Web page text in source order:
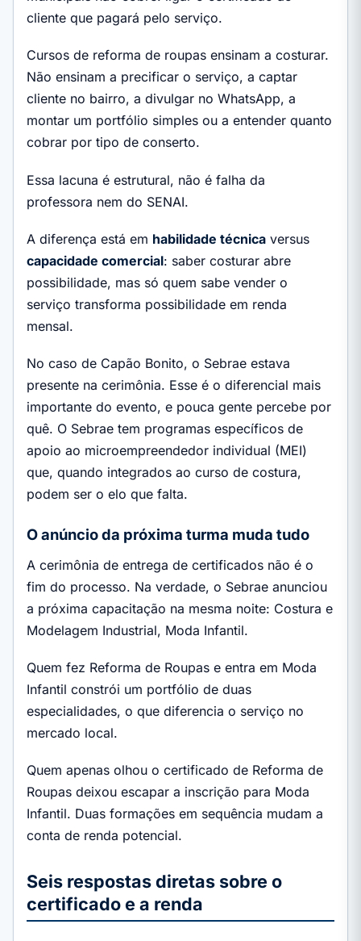
cliente que pagará pelo serviço.
Cursos de reforma de roupas ensinam a costurar.
Não ensinam a precificar o serviço, a captar
cliente no bairro, a divulgar no WhatsApp, a
montar um portfólio simples ou a entender quanto
cobrar por tipo de conserto.
Essa lacuna é estrutural, não é falha da
professora nem do SENAI.
A diferença está em habilidade técnica versus
capacidade comercial: saber costurar abre
possibilidade, mas só quem sabe vender o
serviço transforma possibilidade em renda
mensal.
No caso de Capão Bonito, o Sebrae estava
presente na cerimônia. Esse é o diferencial mais
importante do evento, e pouca gente percebe por
quê. O Sebrae tem programas específicos de
apoio ao microempreendedor individual (MEI)
que, quando integrados ao curso de costura,
podem ser o elo que falta.
O anúncio da próxima turma muda tudo
A cerimônia de entrega de certificados não é o
fim do processo. Na verdade, o Sebrae anunciou
a próxima capacitação na mesma noite: Costura e
Modelagem Industrial, Moda Infantil.
Quem fez Reforma de Roupas e entra em Moda
Infantil constrói um portfólio de duas
especialidades, o que diferencia o serviço no
mercado local.
Quem apenas olhou o certificado de Reforma de
Roupas deixou escapar a inscrição para Moda
Infantil. Duas formações em sequência mudam a
conta de renda potencial.
Seis respostas diretas sobre o
certificado e a renda